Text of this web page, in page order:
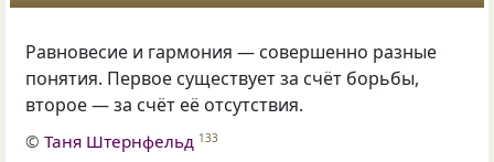
Равновесие и гармония — совершенно разные
понятия. Первое существует за счёт борьбы,
второе — за счёт её отсутствия.
©Таня Штернфельд 133